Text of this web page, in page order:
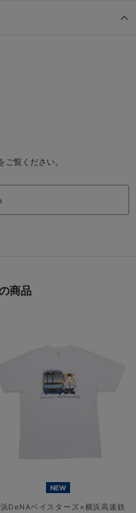
ご覧ください。
商品
NEW
DeNAベイスターズ×横浜高速鉄